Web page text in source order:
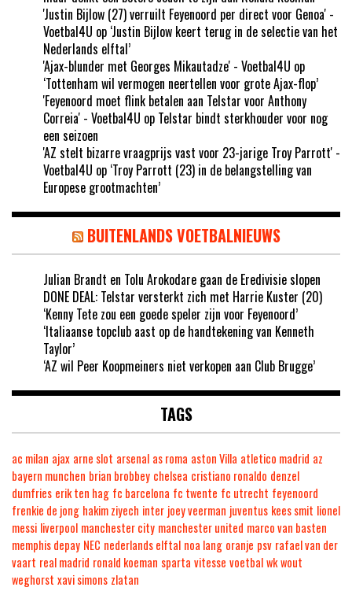
'Justin Bijlow (27) verruilt Feyenoord per direct voor Genoa' -
Voetbal4U op ‘Justin Bijlow keert terug in de selectie van het
Nederlands elftal’
'Ajax-blunder met Georges Mikautadze' - Voetbal4U op
‘Tottenham wil vermogen neertellen voor grote Ajax-flop’
'Feyenoord moet flink betalen aan Telstar voor Anthony
Correia' - Voetbal4U op Telstar bindt sterkhouder voor nog
een seizoen
'AZ stelt bizarre vraagprijs vast voor 23-jarige Troy Parrott' -
Voetbal4U op ‘Troy Parrott (23) in de belangstelling van
Europese grootmachten’
BUITENLANDS VOETBALNIEUWS
Julian Brandt en Tolu Arokodare gaan de Eredivisie slopen
DONE DEAL: Telstar versterkt zich met Harrie Kuster (20)
‘Kenny Tete zou een goede speler zijn voor Feyenoord’
‘Italiaanse topclub aast op de handtekening van Kenneth
Taylor’
‘AZ wil Peer Koopmeiners niet verkopen aan Club Brugge’
TAGS
ac milan ajax arne slot arsenal as roma aston Villa atletico madrid az
bayern munchen brian brobbey chelsea cristiano ronaldo denzel
dumfries erik ten hag fc barcelona fc twente fc utrecht feyenoord
frenkie de jong hakim ziyech inter joey veerman juventus kees smit lionel
messi liverpool manchester city manchester united marco van basten
memphis depay NEC nederlands elftal noa lang oranje psv rafael van der
vaart real madrid ronald koeman sparta vitesse voetbalwkwout
weghorst xavi simons zlatan